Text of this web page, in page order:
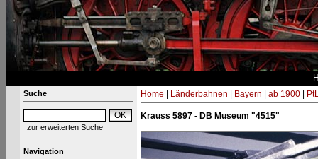
Suche
zur erweiterten Suche
Navigation
Home Länderbahnen Bayern ab 1900|
Krauss 5897 - DB Museum "4515"